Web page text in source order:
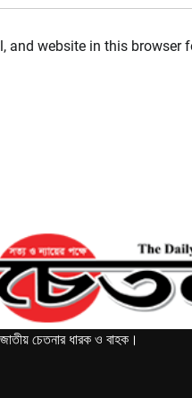
and website in this browser
চেতনার ধারক ও বাহক।